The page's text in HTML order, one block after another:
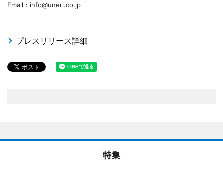
Email：info@uneri.co.jp
プレスリリース詳細
特集